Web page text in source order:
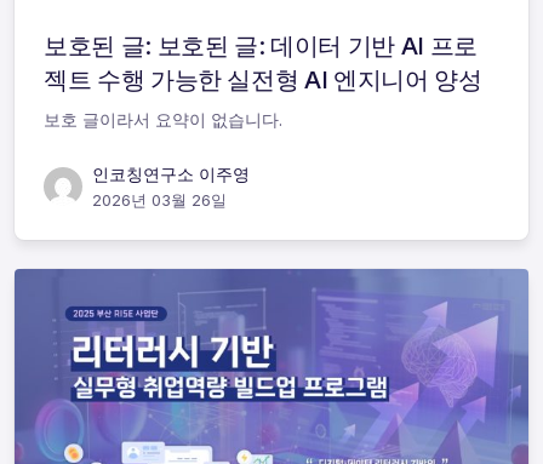
보호된 글: 보호된 글: 데이터 기반 AI 프로
젝트 수행 가능한 실전형 AI 엔지니어 양성
보호 글이라서 요약이 없습니다.
인코칭연구소 이주영
2026년 03월 26일